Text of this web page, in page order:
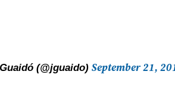
(@jguaido)September 21,